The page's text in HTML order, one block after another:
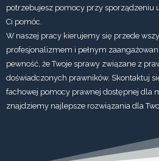
potrzebujesz pomocy przy sporządzeniu
Ci pomóc.
W naszej pracy kierujemy się przede
profesjonalizmem i pełnym
pewność, że Twoje sprawy związane z
doświadczonych prawników. Skontaktuj
fachowej pomocy prawnej dostępnej dla
znajdziemy najlepsze rozwiązania dla